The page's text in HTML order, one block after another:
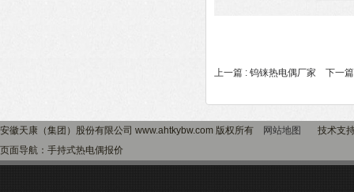
上一篇 : 钨铼热电偶厂家 下一
安徽天康（集团）股份有限公司 www.ahtkybw.com 版权所有 网站地图
技术支
页面导航：手持式热电偶报价